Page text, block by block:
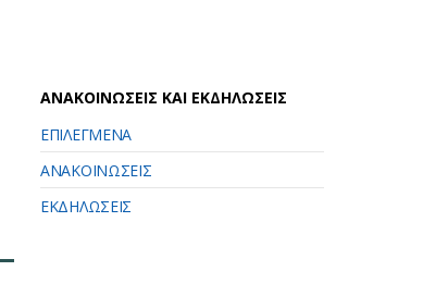
ΑΝΑΚΟΙΝΩΣΕΙΣ ΚΑΙ ΕΚΔΗΛΩΣΕΙΣ
ΕΠΙΛΕΓΜΕΝΑ
ΑΝΑΚΟΙΝΩΣΕΙΣ
ΕΚΔΗΛΩΣΕΙΣ